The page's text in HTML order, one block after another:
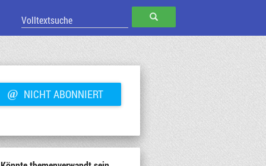
SUCHEN
@ NICHT ABONNIERT